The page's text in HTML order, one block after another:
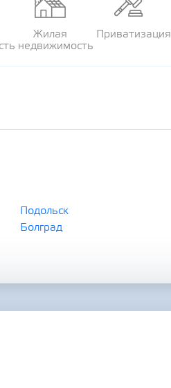
Жилая
недвижимость
Приватизация
Подольск
Болград